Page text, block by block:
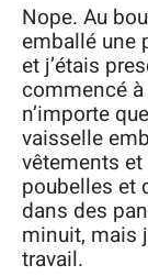
Nope. Au
emballé une
et j’étais
commencé
n’importe
vaisselle
vêtements
poubelles et
dans des
minuit, mais
travail.